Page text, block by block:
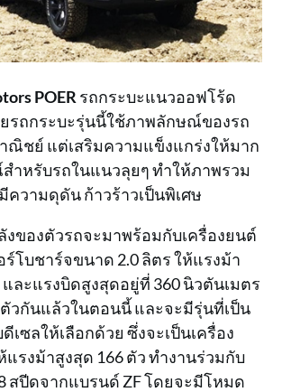
POER รถกระบะแนวออฟโร้ด
รถกระบะรุ่นนี้ใช้ภาพลักษณ์ของรถ
ณิชย์ แต่เสริมความแข็งแกร่งให้มาก
ำหรับรถในแนวลุยๆ ทำให้ภาพรวม
วามดุดัน ก้าวร้าวเป็นพิเศษ
ของตัวรถจะมาพร้อมกับเครื่องยนต์
ร์โบชาร์จขนาด 2.0 ลิตร ให้แรงม้า
และแรงบิดสูงสุดอยู่ที่ 360 นิวตันเมตร
วกันแล้วในตอนนี้ และจะมีรุ่นที่เป็น
เซลให้เลือกด้วย ซึ่งจะเป็นเครื่อง
แรงม้าสูงสุด 166 ตัว ทำงานร่วมกับ
สปีดจากแบรนด์ ZF โดยจะมีโหมด